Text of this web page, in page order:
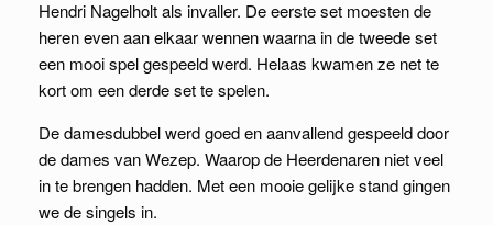
Hendri Nagelholt als invaller. De eerste set moesten de
heren even aan elkaar wennen waarna in de tweede set
een mooi spel gespeeld werd. Helaas kwamen ze net te
kort om een derde set te spelen.
De damesdubbel werd goed en aanvallend gespeeld door
de dames van Wezep. Waarop de Heerdenaren niet veel
in te brengen hadden. Met een mooie gelijke stand gingen
we de singels in.